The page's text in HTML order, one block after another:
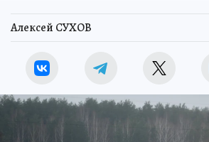
Алексей СУХОВ